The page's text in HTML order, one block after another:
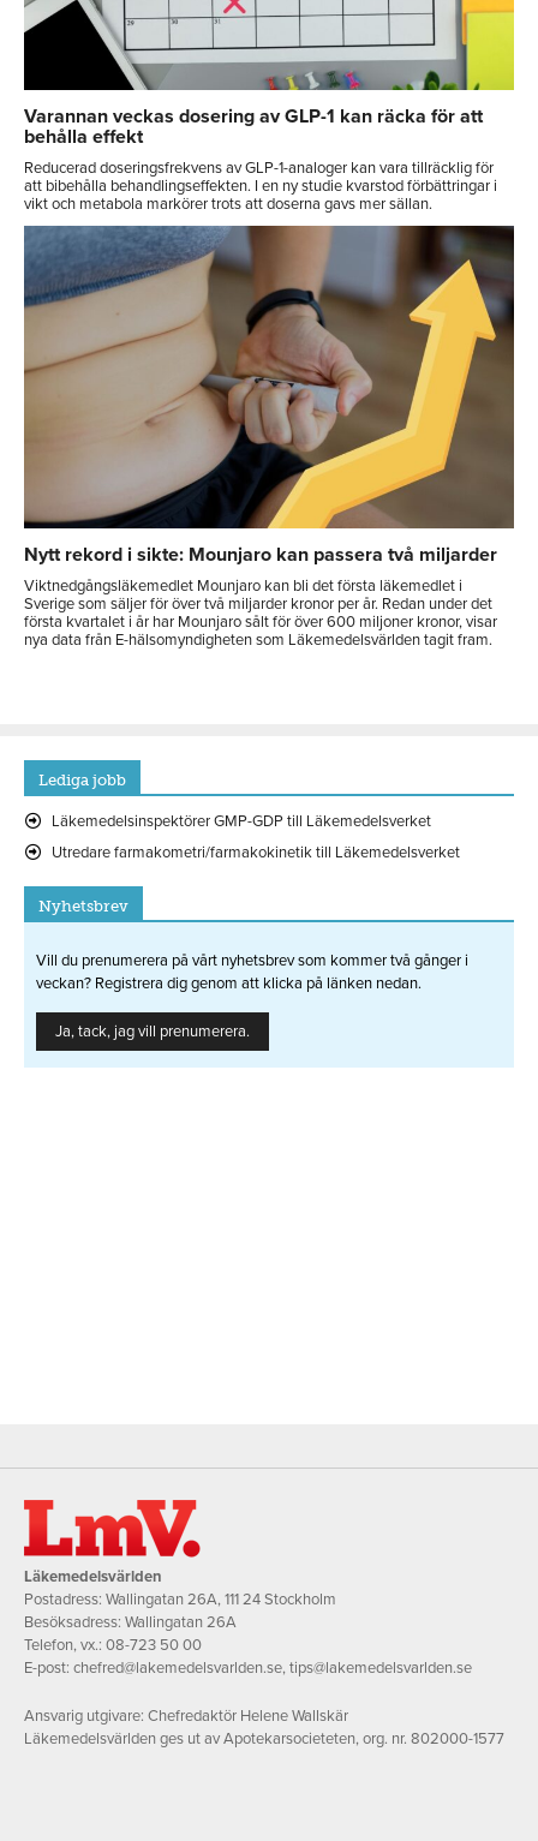
Varannan veckas dosering av GLP-1 kan räcka för att
behålla effekt
Reducerad doseringsfrekvens av GLP-1-analoger kan vara tillräcklig för
att bibehålla behandlingseffekten. I en ny studie kvarstod förbättringar i
vikt och metabola markörer trots att doserna gavs mer sällan.
Nytt rekord i sikte: Mounjaro kan passera två miljarder
Viktnedgångsläkemedlet Mounjaro kan bli det första läkemedlet i
Sverige som säljer för över två miljarder kronor per år. Redan under det
första kvartalet i år har Mounjaro sålt för över 600 miljoner kronor, visar
nya data från E-hälsomyndigheten som Läkemedelsvärlden tagit fram.
Lediga jobb
Läkemedelsinspektörer GMP-GDP till Läkemedelsverket
Utredare farmakometri/farmakokinetik till Läkemedelsverket
Nyhetsbrev
Vill du prenumerera på vårt nyhetsbrev som kommer två gånger i
veckan? Registrera dig genom att klicka på länken nedan.
Ja, tack, jag vill prenumerera.
Läkemedelsvärlden
Postadress: Wallingatan 26A, 111 24 Stockholm
Besöksadress: Wallingatan 26A
Telefon, vx.: 08-723 50 00
E-post: chefred@lakemedelsvarlden.se,tips@lakemedelsvarlden.se
Ansvarig utgivare: Chefredaktör Helene Wallskär
Läkemedelsvärlden ges ut av Apotekarsocieteten, org. nr. 802000-1577